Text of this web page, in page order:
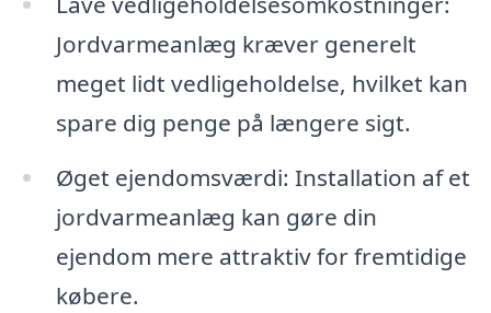
Jordvarmeanlæg kræver generelt
meget lidt vedligeholdelse, hvilket kan
spare dig penge på længere sigt.
Øget ejendomsværdi: Installation af et
jordvarmeanlæg kan gøre din
ejendom mere attraktiv for fremtidige
købere.